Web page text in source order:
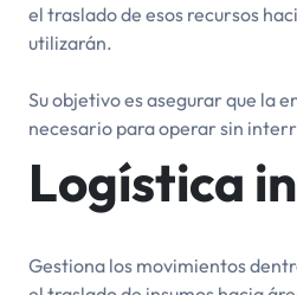
el traslado de esos recursos
utilizarán.
Su objetivo es asegurar que la
necesario para operar sin
Logística
Gestiona los movimientos